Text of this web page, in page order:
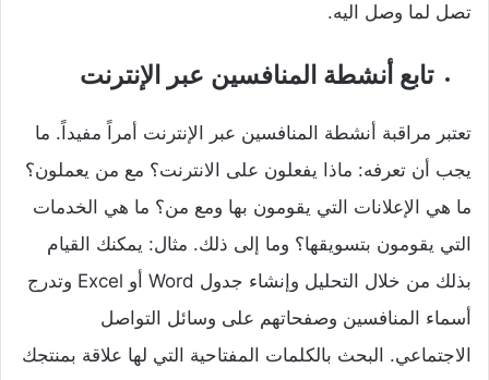
تصل لما وصل اليه.
تابع أنشطة المنافسين عبر الإنترنت
تعتبر مراقبة أنشطة المنافسين عبر الإنترنت أمراً مفيداً. ما
يجب أن تعرفه: ماذا يفعلون على الانترنت؟ مع من يعملون؟
ما هي الإعلانات التي يقومون بها ومع من؟ ما هي الخدمات
التي يقومون بتسويقها؟ وما إلى ذلك. مثال: يمكنك القيام
بذلك من خلال التحليل وإنشاء جدول Word أو Excel وتدرج
أسماء المنافسين وصفحاتهم على وسائل التواصل
الاجتماعي. البحث بالكلمات المفتاحية التي لها علاقة بمنتجك